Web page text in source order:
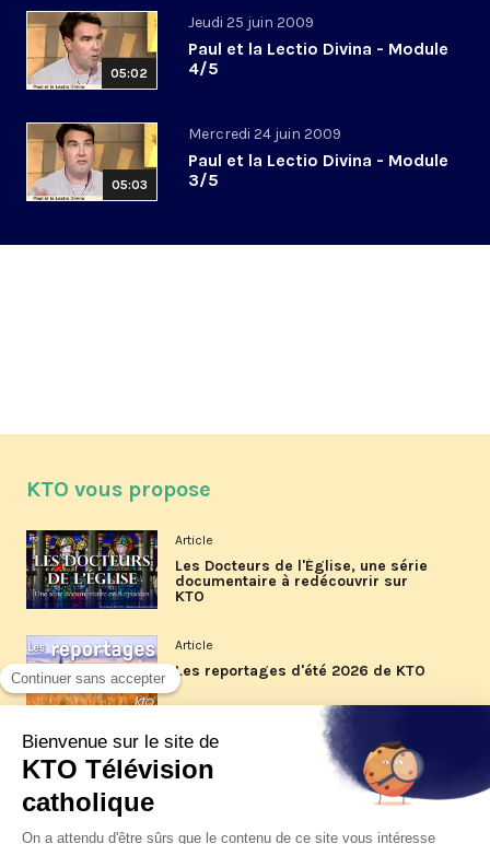
05:02
Jeudi 25 juin 2009
Paul et la Lectio Divina - Module
4/5
05:03
Mercredi 24 juin 2009
Paul et la Lectio Divina - Module
3/5
KTO vous propose
Article
Les Docteurs de l'Église, une série
documentaire à redécouvrir sur
KTO
Article
Les reportages d'été 2026 de KTO
Article
La visite pastorale du pape Léon
XIV à Assise à suivre sur KTO le